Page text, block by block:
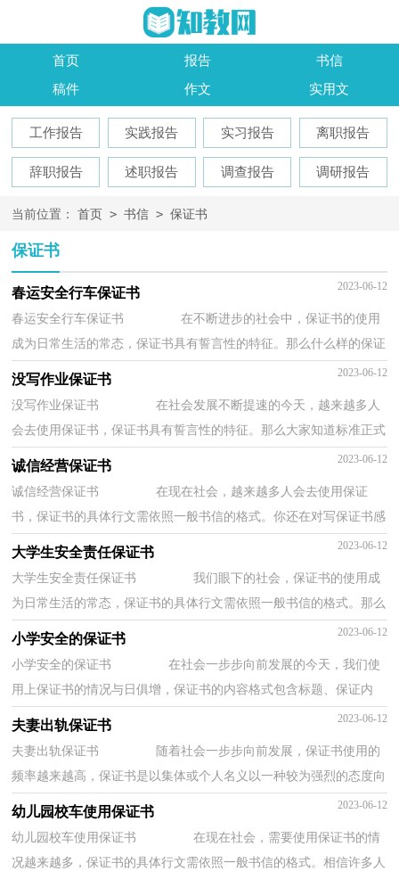
首页 报告
书信
稿件
作文 实用文
工作报告 实践报告 实习报告 离职报告
辞职报告 述职报告 调查报告 调研报告
当前位置： 首页 > 书信 > 保证书
保证书
春运安全行车保证书 2023-06-12
春运安全行车保证书 在不断进步的社会中，保证书的使用
成为日常生活的常态，保证书具有誓言性的特征。那么什么样的保证
书才是有效的呢？以下是小编为大家整理的春...
没写作业保证书 2023-06-12
没写作业保证书 在社会发展不断提速的今天，越来越多人
会去使用保证书，保证书具有誓言性的特征。那么大家知道标准正式
的保证书格式吗？以下是小编帮大家整理的没...
诚信经营保证书 2023-06-12
诚信经营保证书 在现在社会，越来越多人会去使用保证
书，保证书的具体行文需依照一般书信的格式。你还在对写保证书感
到一筹莫展吗？以下是小编为大家收集的诚信经...
大学生安全责任保证书 2023-06-12
大学生安全责任保证书 我们眼下的社会，保证书的使用成
为日常生活的常态，保证书的具体行文需依照一般书信的格式。那么
保证书应该怎么写才合适呢？下面是小编精心...
小学安全的保证书 2023-06-12
小学安全的保证书 在社会一步步向前发展的今天，我们使
用上保证书的情况与日俱增，保证书的内容格式包含标题、保证内
容、署时。一听到写保证书马上头昏脑涨？以下...
夫妻出轨保证书 2023-06-12
夫妻出轨保证书 随着社会一步步向前发展，保证书使用的
频率越来越高，保证书是以集体或个人名义以一种较为强烈的态度向
上级组织、领导或个人表决心下保证时所使...
幼儿园校车使用保证书 2023-06-12
幼儿园校车使用保证书 在现在社会，需要使用保证书的情
况越来越多，保证书的具体行文需依照一般书信的格式。相信许多人